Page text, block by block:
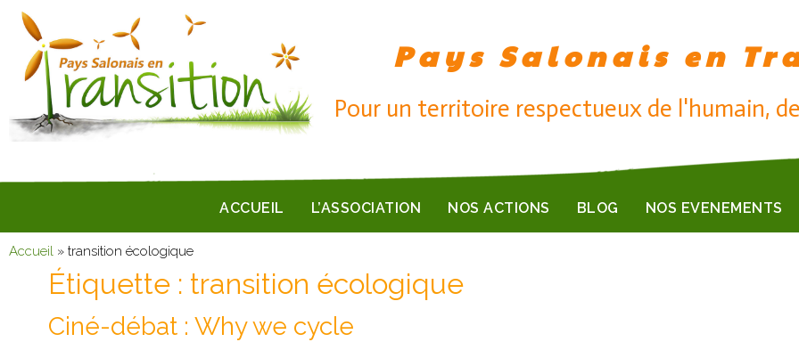
Pays Salonais en
Pour un territoire respectueux de l'humain,
ACCUEIL L’ASSOCIATION NOS ACTIONS BLOG NOS EVENEMENTS
Accueil » transition écologique
Étiquette : transition écologique
Ciné-débat : Why we cycle